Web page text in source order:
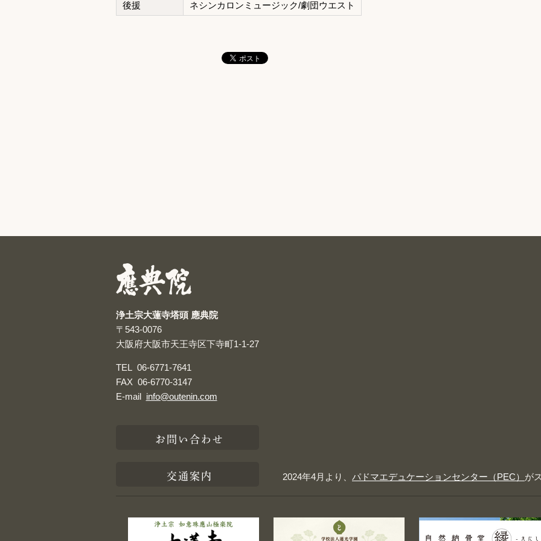
後援 ネシンカロンミュージック/劇団ウエスト
浄土宗大蓮寺塔頭 應典院
〒543-0076
大阪府大阪市天王寺区下寺町1-1-27
TEL 06-6771-7641
FAX 06-6770-3147
E-mail info@outenin.com
お問い合わせ
交通案内 2024年4月より、 パドマエデュケーションセンター（PEC） が